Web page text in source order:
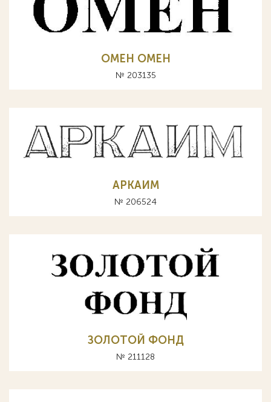
ОМЕН OMEH
№ 203135
АРКАИМ
№ 206524
ЗОЛОТОЙ ФОНД
№ 211128